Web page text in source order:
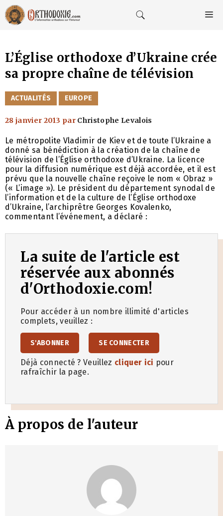
Aller
au
contenu
L’Église orthodoxe d’Ukraine crée
sa propre chaîne de télévision
CATÉGORIES
ACTUALITÉS EUROPE
28 janvier 2013 par Christophe Levalois
Le métropolite Vladimir de Kiev et de toute l’Ukraine a
donné sa bénédiction à la création de la chaîne de
télévision de l’Église orthodoxe d’Ukraine. La licence
pour la diffusion numérique est déjà accordée, et il est
prévu que la nouvelle chaîne reçoive le nom « Obraz »
(« L’image »). Le président du département synodal de
l’information et de la culture de l’Église orthodoxe
d’Ukraine, l’archiprêtre Georges Kovalenko,
commentant l’événement, a déclaré :
La suite de l'article est
réservée aux abonnés
d'Orthodoxie.com!
Pour accéder à un nombre illimité d'articles
complets, veuillez :
S'ABONNER SE CONNECTER
Déjà connecté ? Veuillez cliquer ici pour
rafraîchir la page.
À propos de l'auteur